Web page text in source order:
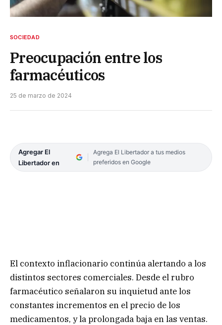
SOCIEDAD
Preocupación entre los
farmacéuticos
25 de marzo de 2024
Agregar El
Libertador en
Agrega El Libertador a tus medios
preferidos en Google
El contexto inflacionario continúa alertando a los
distintos sectores comerciales. Desde el rubro
farmacéutico señalaron su inquietud ante los
constantes incrementos en el precio de los
medicamentos, y la prolongada baja en las ventas.